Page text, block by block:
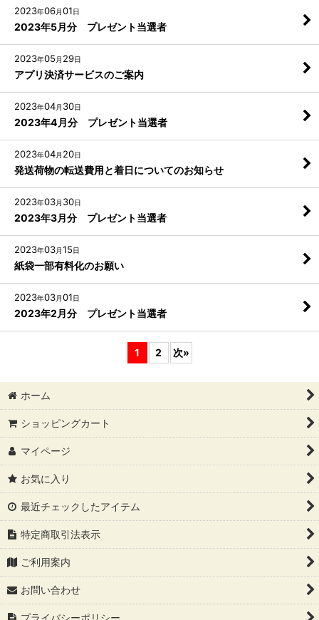
2023年06月01日
2023年5月分 プレゼント当選者
2023年05 月 29日
アプリ決済サービスのご案内
2023年04月 30日
2023年4月分 プレゼント当選者
2023年04月 20日
発送荷物の転送費用と着日についてのお知らせ
2023年03月 30日
2023年3月分 プレゼント当選者
2023年03月15日
紙袋一部有料化のお願い
2023年03月01日
2023年2月分 プレゼント当選者
1 2 次»
ホーム
ショッピングカート
マイページ
お気に入り
最近チェックしたアイテム
特定商取引法表示
ご利用案内
お問い合わせ
プライバシーポリシー